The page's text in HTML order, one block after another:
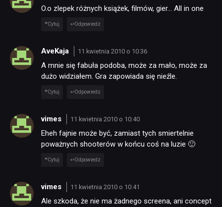
O.o zlepek różnych książek, filmów, gier… All in one
Cytuj Odpowiedz
AveKaja 11 kwietnia 2010 o 10:36
A mnie się fabuła podoba, może za mało, może za
dużo widziałem. Gra zapowiada się nieźle.
Cytuj Odpowiedz
vimes 11 kwietnia 2010 o 10:40
Eheh fajnie może być, zamiast tych smiertelnie
poważnych shooterów w końcu coś na luzie 🙂
Cytuj Odpowiedz
vimes 11 kwietnia 2010 o 10:41
Ale szkoda, że nie ma żadnego screena, ani concept